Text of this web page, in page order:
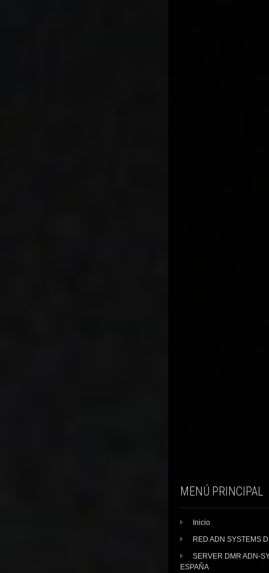
MENÚ PRINCIPAL
Inicio
RED ADN SYSTEMS
SERVER DMR ADN-
ESPAÑA